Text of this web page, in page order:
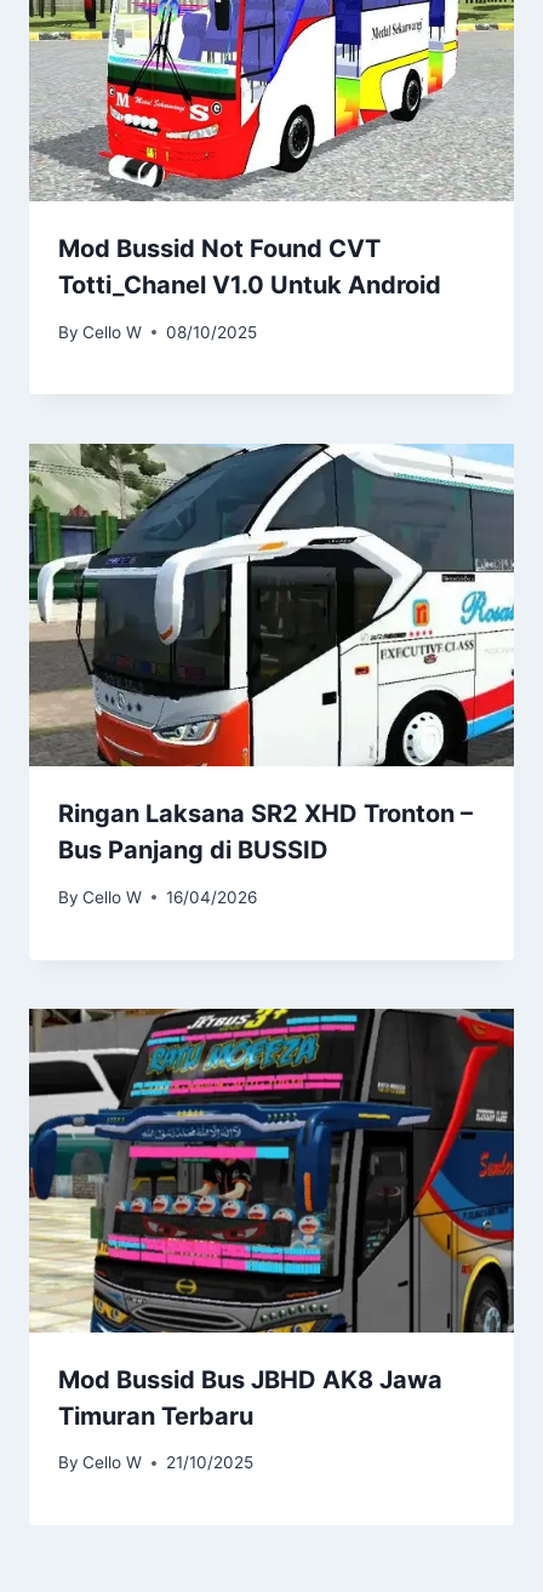
Mod Bussid Not Found CVT
Totti_Chanel V1.0 Untuk Android
By Cello W 08/10/2025
Ringan Laksana SR2 XHD Tronton –
Bus Panjang di BUSSID
By Cello W 16/04/2026
Mod Bussid Bus JBHD AK8 Jawa
Timuran Terbaru
By Cello W 21/10/2025